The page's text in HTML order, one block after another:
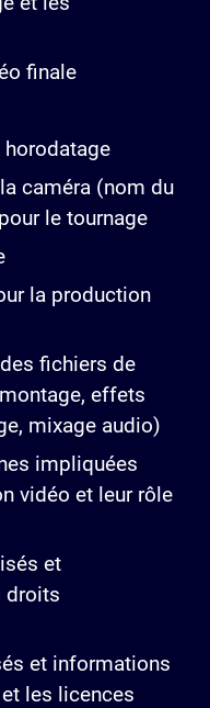
finale
caméra (nom du
le tournage
la production
fichiers de
effets
mixage audio)
impliquées
vidéo et leur rôle
et
droits
et informations
les licences